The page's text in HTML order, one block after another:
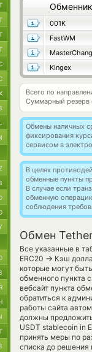
Обменник
001K
FastWM
Kingex
Всего по
Суммарный резерв
Обмены наличных
фиксирования
сервисом в
В целях
обменные пункты
В случае если
обменную
соблюдения
Обмен
Все указанные в
ERC20 → Кэш
которые могут
обменного пункта
вебсайт пункта
обратиться к
работы сайта
должны
USDT stablecoin in
принять меры по
списка до